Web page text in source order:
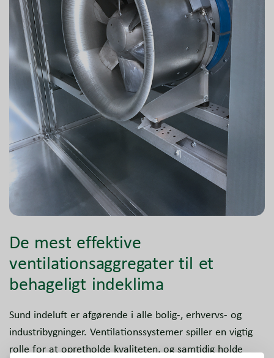
De mest effektive
ventilationsaggregater til et
behageligt indeklima
Sund indeluft er afgørende i alle bolig-, erhvervs- og
industribygninger. Ventilationssystemer spiller en vigtig
rolle for at opretholde kvaliteten, og samtidig holde